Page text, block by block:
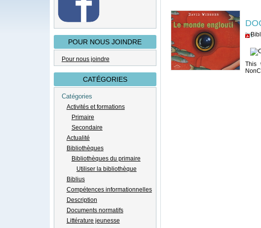
POUR NOUS JOINDRE
Pour nous joindre
CATÉGORIES
Catégories
Activités et formations
Primaire
Secondaire
Actualité
Bibliothèques
Bibliothèques du primaire
Utiliser la bibliothèque
Biblius
Compétences informationnelles
Description
Documents normatifs
Littérature jeunesse
This